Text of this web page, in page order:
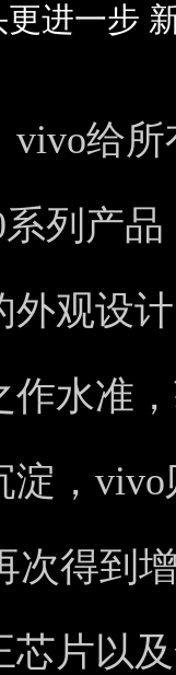
进一步
vivo给
列产
外观设
作水准
淀，
次得到
芯片以